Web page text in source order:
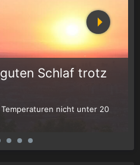
Schlaf trotz
nicht unter 20